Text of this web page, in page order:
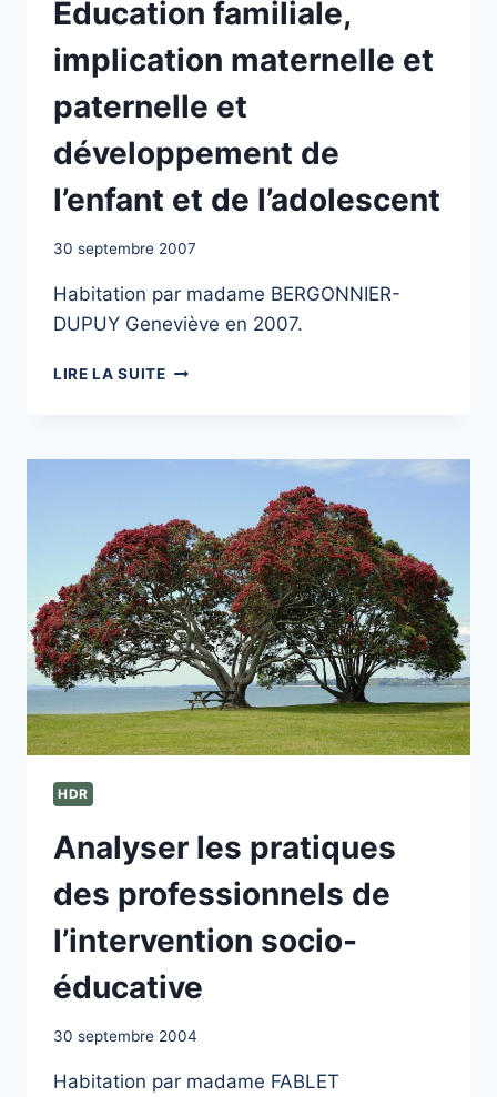
SCIENCES
DE
L’ÉDUCATION
Éducation familiale,
implication maternelle et
paternelle et
développement de
l’enfant et de l’adolescent
30 septembre 2007
Habitation par madame BERGONNIER-
DUPUY Geneviève en 2007.
LIRE LA SUITEÉDUCATION
ET
DÉVELOPPEMENT
DE
L’ENFANT
ET
DE
L’ADOLESCENT
HDR
Analyser les pratiques
des professionnels de
l’intervention socio-
éducative
30 septembre 2004
Habitation par madame FABLET